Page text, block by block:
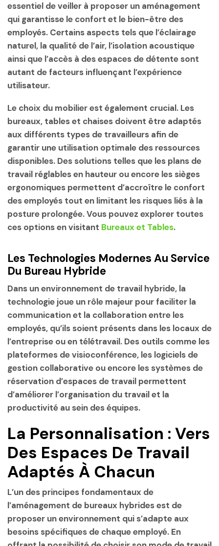
essentiel de veiller à proposer un aménagement
qui garantisse le confort et le bien-être des
employés. Certains aspects tels que l’éclairage
naturel, la qualité de l’air, l’isolation acoustique
ainsi que l’accès à des espaces de détente sont
autant de facteurs influençant l’expérience
utilisateur.
Le choix du mobilier est également crucial. Les
bureaux, tables et chaises doivent être adaptés
aux différents types de travailleurs afin de
garantir une utilisation optimale des ressources
disponibles. Des solutions telles que les plans de
travail réglables en hauteur ou encore les sièges
ergonomiques permettent d’accroître le confort
des employés tout en limitant les risques liés à la
posture prolongée. Vous pouvez explorer toutes
ces options en visitant Bureaux et Tables.
Les Technologies Modernes Au Service
Du Bureau Hybride
Dans un environnement de travail hybride, la
technologie joue un rôle majeur pour faciliter la
communication et la collaboration entre les
employés, qu’ils soient présents dans les locaux de
l’entreprise ou en télétravail. Des outils comme les
plateformes de visioconférence, les logiciels de
gestion collaborative ou encore les systèmes de
réservation d’espaces de travail permettent
d’améliorer l’organisation du travail et la
productivité au sein des équipes.
La Personnalisation : Vers
Des Espaces De Travail
Adaptés À Chacun
L’un des principes fondamentaux de
l’aménagement de bureaux hybrides est de
proposer un environnement qui s’adapte aux
besoins spécifiques de chaque employé. En